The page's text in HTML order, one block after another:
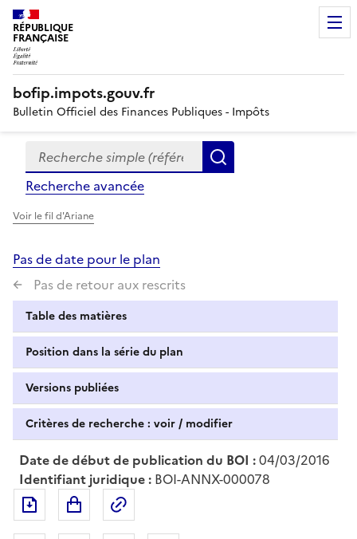
RÉPUBLIQUE
FRANÇAISE
bofip.impots.gouv.fr
Bulletin Officiel des Finances Publiques - Impôts
Formulaire
de
recherche
Recherche simple (références, mots clés, partie du
Recherche avancée
Voir le fil d'Ariane
Pas de date pour le plan
Pas de retour aux rescrits
Table des matières
Position dans la série du plan
Versions publiées
Critères de recherche : voir / modifier
Date de début de publication du BOI :04/03/2016
Identifiant juridique : BOI-ANNX-000078
Exporter le document au format pdf